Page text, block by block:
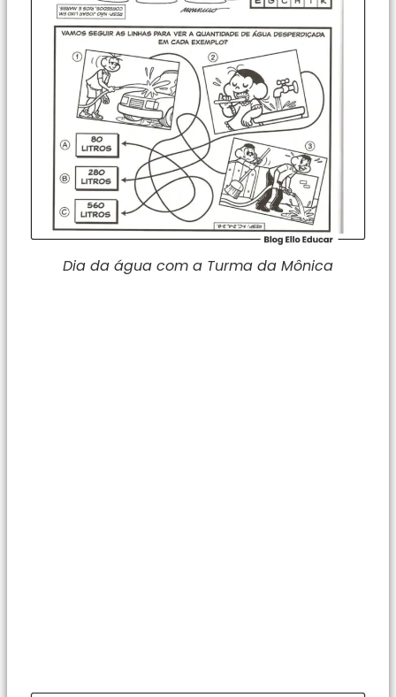
Dia da água com a Turma da Mônica